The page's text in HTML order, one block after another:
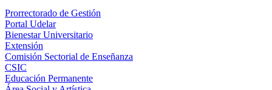
Prorrectorado de Gestión
Portal Udelar
Bienestar Universitario
Extensión
Comisión Sectorial de Enseñanza
CSIC
Educación Permanente